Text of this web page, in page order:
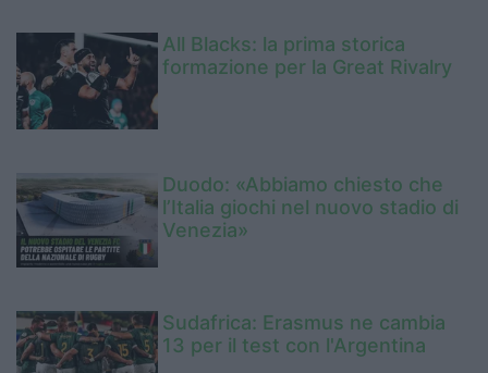
All Blacks: la prima storica
formazione per la Great Rivalry
Duodo: «Abbiamo chiesto che
l’Italia giochi nel nuovo stadio di
Venezia»
Sudafrica: Erasmus ne cambia
13 per il test con l'Argentina